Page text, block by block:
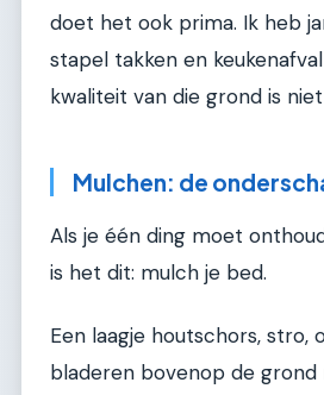
doet het ook prima. Ik heb
stapel takken en
kwaliteit van die grond is
Mulchen: de
Als je één ding moet
is het dit: mulch je bed.
Een laagje houtschors, stro,
bladeren bovenop de grond